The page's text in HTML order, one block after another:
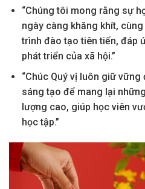
“Chúng tôi mong rằng sự
ngày càng khăng khít,
trình đào tạo tiên tiến, đáp
phát triển của xã hội.”
“Chúc Quý vị luôn giữ
sáng tạo để mang lại
lượng cao, giúp học viên
học tập.”